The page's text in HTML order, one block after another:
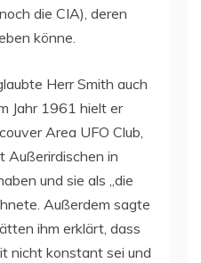
die CIA), deren
könne.
Herr Smith auch
Jahr 1961 hielt er
Area UFO Club,
Außerirdischen in
und sie als „die
Außerdem sagte
ihm erklärt, dass
nicht konstant sei und